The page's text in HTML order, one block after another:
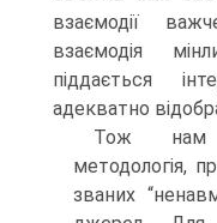
взаємодії
взаємодія
піддається
адекватно
Тож нам
методологія,
званих